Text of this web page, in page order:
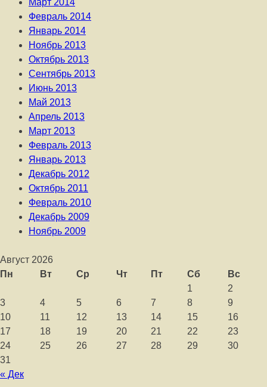
Март 2014
Февраль 2014
Январь 2014
Ноябрь 2013
Октябрь 2013
Сентябрь 2013
Июнь 2013
Май 2013
Апрель 2013
Март 2013
Февраль 2013
Январь 2013
Декабрь 2012
Октябрь 2011
Февраль 2010
Декабрь 2009
Ноябрь 2009
Август 2026
Пн
Вт Ср Чт Пт Сб Вс
« Дек
1
2
3
4 5 6 7 8
9
10
11 12 13 14 15
16
17
18 19 20 21 22
23
24
25 26 27 28 29
30
31